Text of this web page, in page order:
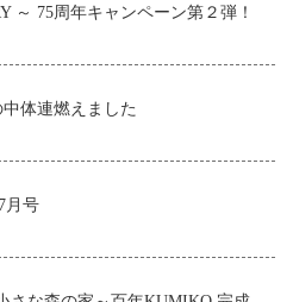
～ 75周年キャンペーン第２弾！
体連燃えました
月号